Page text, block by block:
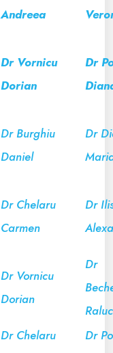
Andreea
Dr Vornicu
Dorian
Dr
Dr Burghiu
Daniel
Dr
Dr Chelaru
Carmen
Dr
Dr Vornicu
Dorian
Dr
Dr Chelaru
Dr